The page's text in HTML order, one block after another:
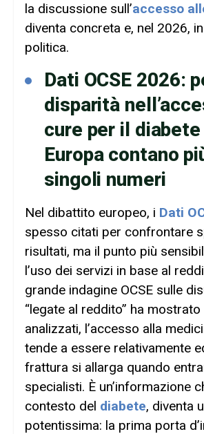
la discussione sull’accesso
diventa concreta e, nel 2026,
politica.
Dati OCSE 2026:
disparità
cure per il diabete
Europa contano
singoli numeri
Nel dibattito europeo, i Dati
spesso citati per confrontare
risultati, ma il punto più
l’uso dei servizi in base al
grande indagine OCSE sulle
“legate al reddito” ha
analizzati, l’accesso alla
tende a essere relativamente
frattura si allarga quando
specialisti. È un’informazione
contesto del diabete, diventa
potentissima: la prima porta